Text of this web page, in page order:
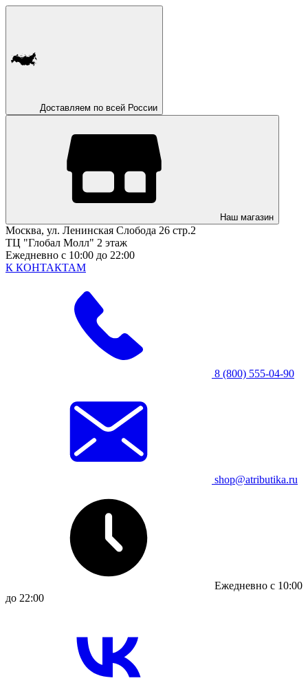
Доставляем по всей России
Наш магазин
Москва, ул. Ленинская Слобода 26 стр.2
ТЦ "Глобал Молл" 2 этаж
Ежедневно с 10:00 до 22:00
К КОНТАКТАМ
8 (800) 555-04-90
shop@atributika.ru
Ежедневно с 10:00
до 22:00